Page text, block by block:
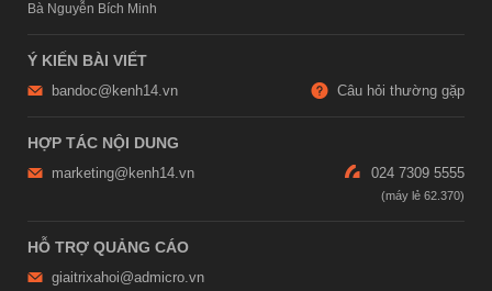
Bà Nguyễn Bích Minh
Ý KIẾN BÀI VIẾT
bandoc@kenh14.vn Câu hỏi thường gặp
HỢP TÁC NỘI DUNG
marketing@kenh14.vn 024 7309 5555
HỖ TRỢ QUẢNG CÁO
giaitrixahoi@admicro.vn